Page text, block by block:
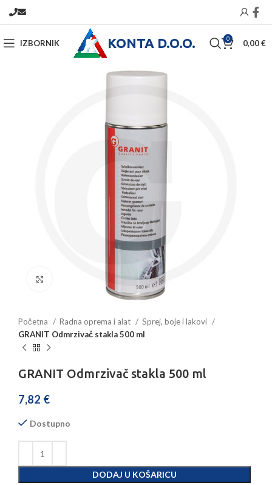
IZBORNIK KONTA D.O.O. 0 0,00€
Početna Radna oprema i alat
Sprej, boje i lakovi
GRANIT Odmrzivač stakla 500 ml
GRANIT Odmrzivač stakla 500 ml
7,82 €
Dostupno
DODAJ U KOŠARICU